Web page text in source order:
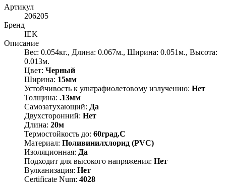
Артикул
206205
Бренд
IEK
Описание
Вес: 0.054кг., Длина: 0.067м., Ширина: 0.051м., Высота:
0.013м.
Цвет: Черный
Ширина: 15мм
Устойчивость к ультрафиолетовому излучению: Нет
Толщина: .13мм
Самозатухающий: Да
Двухсторонний: Нет
Длина: 20м
Термостойкость до: 60град.C
Материал: Поливинилхлорид (PVC)
Изоляционная: Да
Подходит для высокого напряжения: Нет
Вулканизация: Нет
Certificate Num: 4028